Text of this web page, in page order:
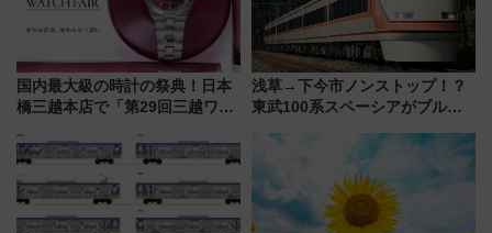
国内最大級の時計の祭典！日本
橋三越本店で「第29回三越ワー
【2026年8月5日～25日】
浅草→下今市ノンストップ！？
東武100系スペーシアがブルー
ー当時の停車駅」を再現 運転
時刻や特急券の買い方を紹介